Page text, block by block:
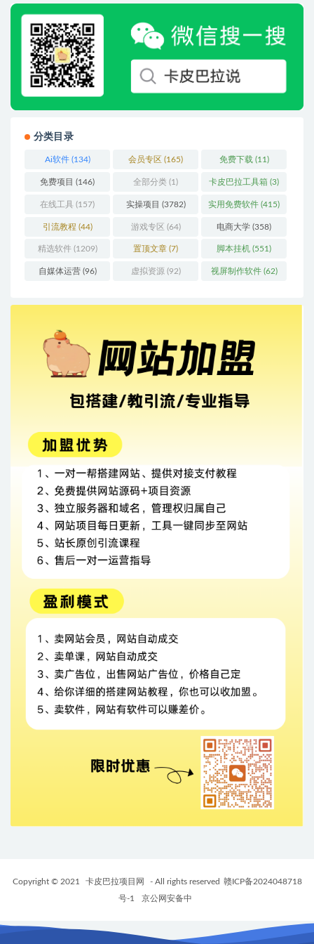
分类目录
Ai软件(134) 会员专区 (165) 免费下载 (11)
免费项目 (146) 全部分类 (1) 卡皮巴拉工具箱 (3)
在线工具 (157) 实操项目 (3782) 实用免费软件 (415)
引流教程 (44) 游戏专区 (64) 电商大学 (358)
精选软件(1209) 置顶文章 (7) 脚本挂机 (551)
自媒体运营(96) 虚拟资源 (92) 视屏制作软件(62)
Copyright © 2021 卡皮巴拉项目网 - All rights reserved
赣ICP备2024048718
号-1
京公网安备中